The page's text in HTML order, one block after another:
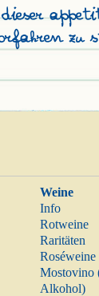
zu
Weine
Info
Rotweine
Raritäten
Roséweine
Mostovino
Alkohol)